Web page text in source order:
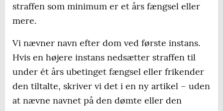
straffen som minimum er et års fængsel eller
mere.
Vi nævner navn efter dom ved første instans.
Hvis en højere instans nedsætter straffen til
under ét års ubetinget fængsel eller frikender
den tiltalte, skriver vi det i en ny artikel – uden
at nævne navnet på den dømte eller den